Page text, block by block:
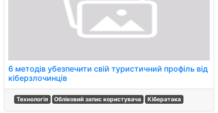
6 методів убезпечити свій туристичний профіль від
кіберзлочинців
Технологія Обліковий запис користувача Кібератака